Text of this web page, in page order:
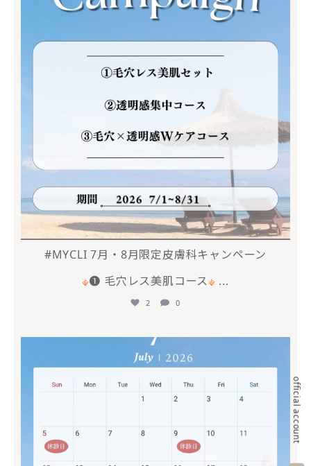
official account
#MYCLI 7月・8月限定皮膚科キャンペーン
❶ 毛穴レス美肌コース
...
2 0
mycli.ebisu
6月 20